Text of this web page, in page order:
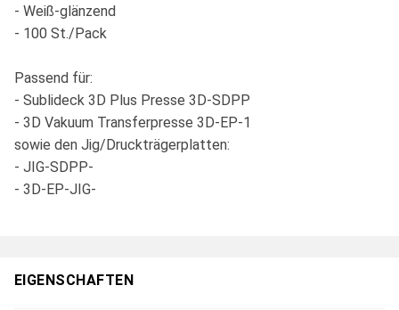
- Weiß-glänzend
- 100 St./Pack
Passend für:
- Sublideck 3D Plus Presse 3D-SDPP
- 3D Vakuum Transferpresse 3D-EP-1
sowie den Jig/Druckträgerplatten:
- JIG-SDPP-
- 3D-EP-JIG-
EIGENSCHAFTEN